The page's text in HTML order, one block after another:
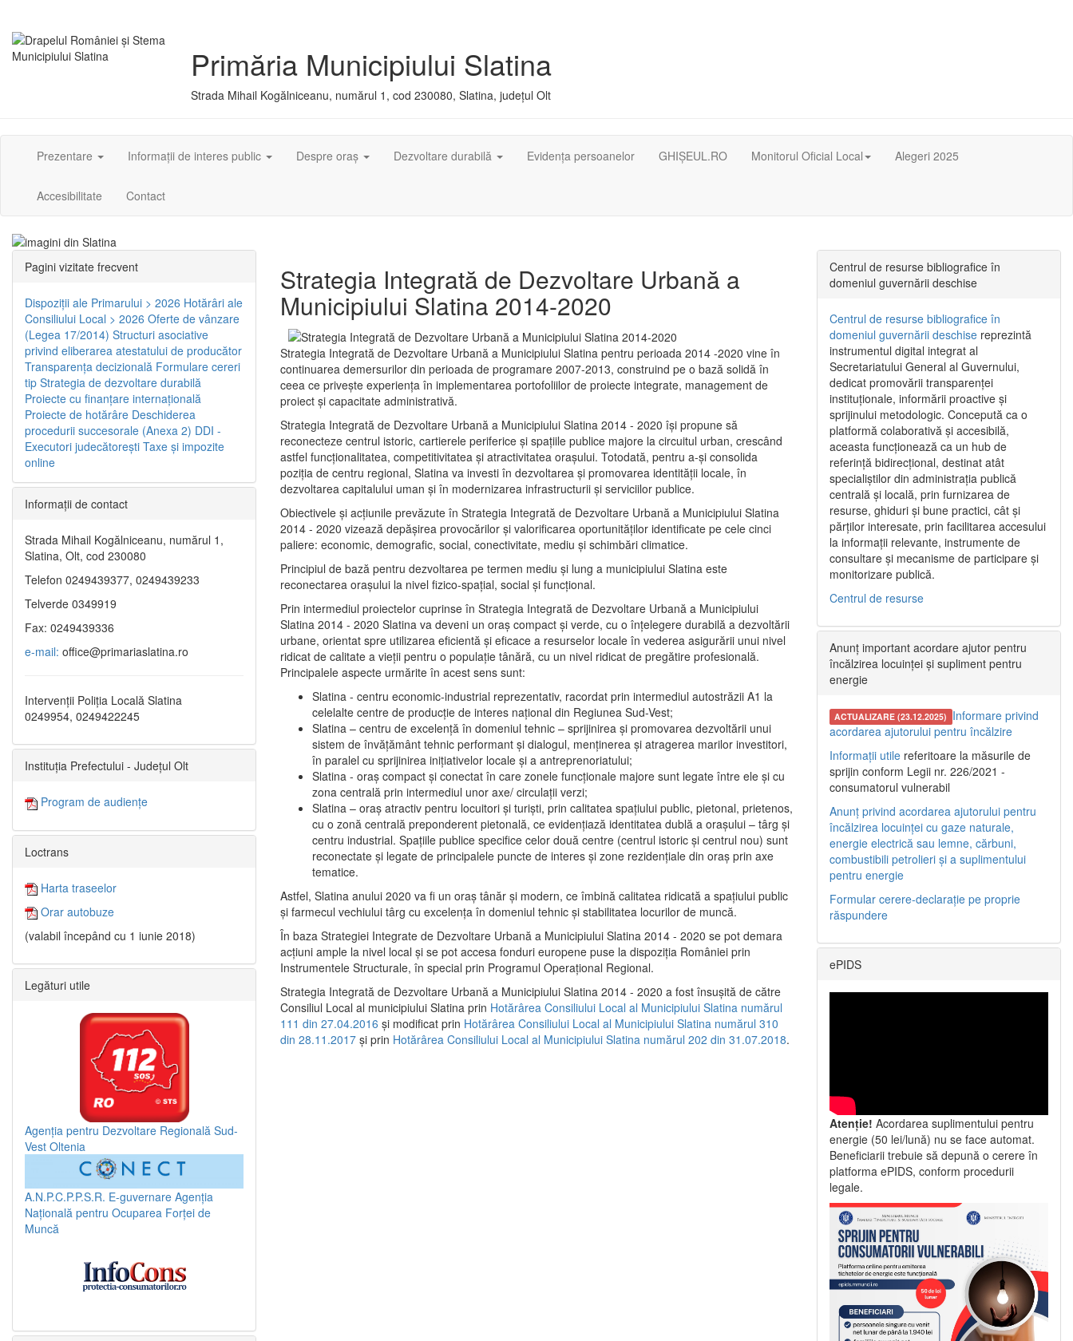
Primăria Municipiului Slatina
Strada Mihail Kogălniceanu, numărul 1, cod 230080, Slatina, județul Olt
Prezentare Informații de interes public Despre oraș Dezvoltare durabilă Evidența persoanelor GHIȘEUL.RO Monitorul Oficial Local Alegeri 2025
Accesibilitate Contact
Strategia Integrată de Dezvoltare Urbană a
Municipiului Slatina 2014-2020
Strategia Integrată de Dezvoltare Urbană a Municipiului Slatina pentru perioada 2014 -2020 vine în
continuarea demersurilor din perioada de programare 2007-2013, construind pe o bază solidă în
ceea ce priveşte experienţa în implementarea portofoliilor de proiecte integrate, management de
proiect și capacitate administrativă.
Strategia Integrată de Dezvoltare Urbană a Municipiului Slatina 2014 - 2020 își propune să
reconecteze centrul istoric, cartierele periferice şi spaţiile publice majore la circuitul urban, crescând
astfel funcţionalitatea, competitivitatea şi atractivitatea oraşului. Totodată, pentru a-şi consolida
poziţia de centru regional, Slatina va investi în dezvoltarea şi promovarea identităţii locale, în
dezvoltarea capitalului uman şi în modernizarea infrastructurii şi serviciilor publice.
Obiectivele şi acţiunile prevăzute în Strategia Integrată de Dezvoltare Urbană a Municipiului Slatina
2014 - 2020 vizează depășirea provocărilor şi valorificarea oportunităţilor identificate pe cele cinci
paliere: economic, demografic, social, conectivitate, mediu şi schimbări climatice.
Principiul de bază pentru dezvoltarea pe termen mediu şi lung a municipiului Slatina este
reconectarea oraşului la nivel fizico-spaţial, social şi funcţional.
Prin intermediul proiectelor cuprinse în Strategia Integrată de Dezvoltare Urbană a Municipiului
Slatina 2014 - 2020 Slatina va deveni un oraş compact şi verde, cu o înţelegere durabilă a dezvoltării
urbane, orientat spre utilizarea eficientă şi eficace a resurselor locale în vederea asigurării unui nivel
ridicat de calitate a vieţii pentru o populaţie tânără, cu un nivel ridicat de pregătire profesională.
Principalele aspecte urmărite în acest sens sunt:
Slatina - centru economic-industrial reprezentativ, racordat prin intermediul autostrăzii A1 la
celelalte centre de producţie de interes naţional din Regiunea Sud-Vest;
Slatina – centru de excelenţă în domeniul tehnic – sprijinirea şi promovarea dezvoltării unui
sistem de învăţământ tehnic performant şi dialogul, menţinerea şi atragerea marilor investitori,
în paralel cu sprijinirea iniţiativelor locale şi a antreprenoriatului;
Slatina - oraş compact şi conectat în care zonele funcţionale majore sunt legate între ele şi cu
zona centrală prin intermediul unor axe/ circulații verzi;
Slatina – oraş atractiv pentru locuitori şi turişti, prin calitatea spaţiului public, pietonal, prietenos,
cu o zonă centrală preponderent pietonală, ce evidenţiază identitatea dublă a oraşului – târg şi
centru industrial. Spaţiile publice specifice celor două centre (centrul istoric şi centrul nou) sunt
reconectate şi legate de principalele puncte de interes şi zone rezidenţiale din oraş prin axe
tematice.
Astfel, Slatina anului 2020 va fi un oraş tânăr şi modern, ce îmbină calitatea ridicată a spaţiului public
şi farmecul vechiului târg cu excelenţa în domeniul tehnic şi stabilitatea locurilor de muncă.
În baza Strategiei Integrate de Dezvoltare Urbană a Municipiului Slatina 2014 - 2020 se pot demara
acţiuni ample la nivel local şi se pot accesa fonduri europene puse la dispoziţia României prin
Instrumentele Structurale, în special prin Programul Operațional Regional.
Strategia Integrată de Dezvoltare Urbană a Municipiului Slatina 2014 - 2020 a fost însuşită de către
Consiliul Local al municipiului Slatina prin Hotărârea Consiliului Local al Municipiului Slatina numărul
111 din 27.04.2016 și modificat prin Hotărârea Consiliului Local al Municipiului Slatina numărul 310
din 28.11.2017 și prin Hotărârea Consiliului Local al Municipiului Slatina numărul 202 din 31.07.2018.
Pagini vizitate frecvent
Dispoziţii ale Primarului > 2026 Hotărâri ale
Consiliului Local > 2026 Oferte de vânzare
(Legea 17/2014) Structuri asociative
privind eliberarea atestatului de producător
Transparenţa decizională Formulare cereri
tip Strategia de dezvoltare durabilă
Proiecte cu finanţare internaţională
Proiecte de hotărâre Deschiderea
procedurii succesorale (Anexa 2) DDI -
Executori judecătorești Taxe şi impozite
online
Informaţii de contact
Strada Mihail Kogălniceanu, numărul 1,
Slatina, Olt, cod 230080
Telefon 0249439377, 0249439233
Telverde 0349919
Fax: 0249439336
e-mail: office@primariaslatina.ro
Intervenții Poliția Locală Slatina
0249954, 0249422245
Instituția Prefectului - Județul Olt
Program de audiențe
Loctrans
Harta traseelor
Orar autobuze
(valabil începând cu 1 iunie 2018)
Legături utile
Agenția pentru Dezvoltare Regională Sud-
Vest Oltenia
A.N.P.C.P.P.S.R. E-guvernare Agenția
Națională pentru Ocuparea Forței de
Muncă
Centrul de resurse bibliografice în
domeniul guvernării deschise
Centrul de resurse bibliografice în
domeniul guvernării deschise reprezintă
instrumentul digital integrat al
Secretariatului General al Guvernului,
dedicat promovării transparenței
instituționale, informării proactive și
sprijinului metodologic. Concepută ca o
platformă colaborativă și accesibilă,
aceasta funcționează ca un hub de
referință bidirecțional, destinat atât
specialiștilor din administrația publică
centrală și locală, prin furnizarea de
resurse, ghiduri și bune practici, cât și
părților interesate, prin facilitarea accesului
la informații relevante, instrumente de
consultare și mecanisme de participare și
monitorizare publică.
Centrul de resurse
Anunț important acordare ajutor pentru
încălzirea locuinței și supliment pentru
energie
ACTUALIZARE (23.12.2025) Informare privind
acordarea ajutorului pentru încălzire
Informații utile referitoare la măsurile de
sprijin conform Legii nr. 226/2021 -
consumatorul vulnerabil
Anunț privind acordarea ajutorului pentru
încălzirea locuinței cu gaze naturale,
energie electrică sau lemne, cărbuni,
combustibili petrolieri și a suplimentului
pentru energie
Formular cerere-declarație pe proprie
răspundere
ePIDS
Atenție! Acordarea suplimentului pentru
energie (50 lei/lună) nu se face automat.
Beneficiarii trebuie să depună o cerere în
platforma ePIDS, conform procedurii
legale.